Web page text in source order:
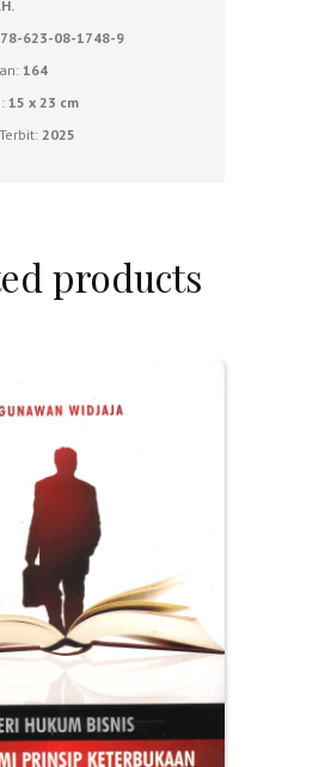
623-08-1748-9
164
15 x 23 cm
2025
products